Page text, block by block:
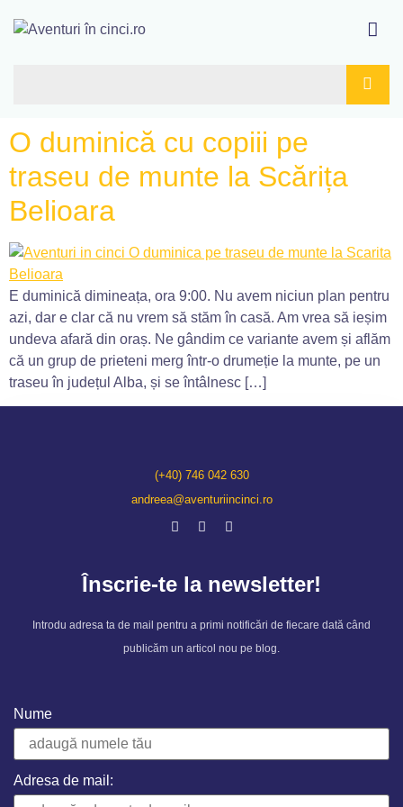
O duminică cu copiii pe
traseu de munte la Scărița
Belioara
E duminică dimineața, ora 9:00. Nu avem niciun plan pentru
azi, dar e clar că nu vrem să stăm în casă. Am vrea să ieșim
undeva afară din oraș. Ne gândim ce variante avem și aflăm
că un grup de prieteni merg într-o drumeție la munte, pe un
traseu în județul Alba, și se întâlnesc […]
(+40) 746 042 630
andreea@aventuriincinci.ro
Înscrie-te la newsletter!
Introdu adresa ta de mail pentru a primi notificări de fiecare dată când
publicăm un articol nou pe blog.
Nume
Adresa de mail: